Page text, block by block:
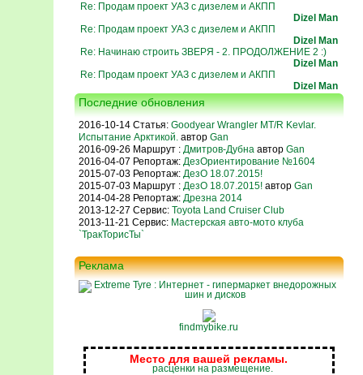
Re: Продам проект УАЗ с дизелем и АКПП
Dizel Man
Re: Продам проект УАЗ с дизелем и АКПП
Dizel Man
Re: Начинаю строить ЗВЕРЯ - 2. ПРОДОЛЖЕНИЕ 2 :)
Dizel Man
Re: Продам проект УАЗ с дизелем и АКПП
Dizel Man
Последние обновления
2016-10-14 Статья: Goodyear Wrangler MT/R Kevlar.
Испытание Арктикой.автор Gan
2016-09-26 Маршрут : Дмитров-Дубнаавтор Gan
2016-04-07 Репортаж: ДезОриентирование №1604
2015-07-03 Репортаж: ДезО 18.07.2015!
2015-07-03 Маршрут : ДезО 18.07.2015! автор Gan
2014-04-28 Репортаж: Дрезна 2014
2013-12-27 Сервис: Toyota Land Cruiser Club
2013-11-21 Сервис: Мастерская авто-мото клуба
`ТракТорисТы`
Реклама
findmybike.ru
Место для вашей рекламы.
расценки на размещение.